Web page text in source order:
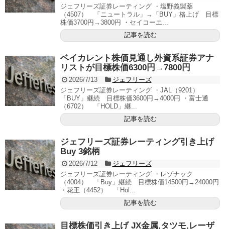
ジェフリーズ証券レーティング ・塩野義製薬
（4507） 「ニュートラル」→「BUY」格上げ 目標
株価3700円→3800円 ・セイコーエ...
記事を読む
ベイカレント株価見通し外資系証券アナ
リストが目標株価6300円→7800円
2026/7/13
ジェフリーズ
ジェフリーズ証券レーティング ・JAL（9201）
「BUY」継続 目標株価3600円→4000円 ・富士通
（6702） 「HOLD」継...
記事を読む
ジェフリーズ証券レーティング引き上げ
Buy 3銘柄
2026/7/12
ジェフリーズ
ジェフリーズ証券レーティング ・レゾナック
（4004） 「Buy」継続 目標株価14500円→24000円
・花王（4452） 「Hol...
記事を読む
目標株価引き上げ JX金属,タツモ,レーザ